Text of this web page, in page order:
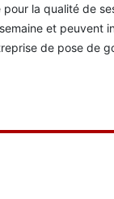
la qualité de
et peuvent
de pose de